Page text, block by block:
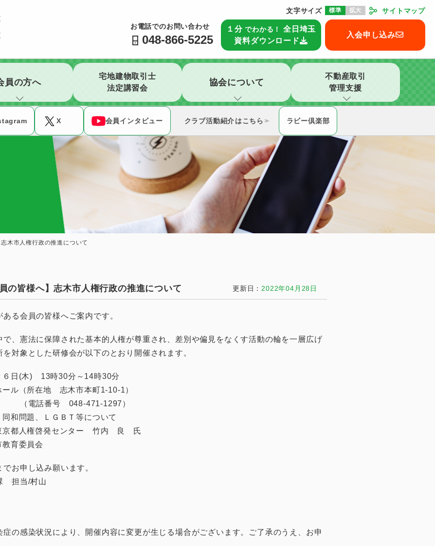
公益社団法人 全日本不動産協会 不動産保証協会 埼玉県本部
文字サイズ 標準 拡大
サイトマップ
お電話でのお問い合わせ
048-866-5225
１分 でわかる！
全日埼玉
資料ダウンロード
入会申し込み
員の方へ
宅地建物取引士
法定講習会
協会について
不動産取引
管理支援
X 会員インタビュー クラブ活動紹介 ≫ ラビー倶楽部
木市人権行政の推進について
の皆様へ】志木市人権行政の推進について 更新日： 2022年04月28日
る会員の皆様へご案内です。
、憲法に保障された基本的人権が尊重され、差別や偏見をなくす活動の輪を一層広げ
対象とした研修会が以下のとおり開催されます。
(木) 13時30分～14時30分
（所在地 志木市本町1-10-1）
471-1297）
問題、ＬＧＢＴ等について
人権啓発センター 竹内 良 氏
育委員会
お申し込み願います。
課 担当/村山
の感染状況により、開催内容に変更が生じる場合がございます。ご了承のうえ、お申